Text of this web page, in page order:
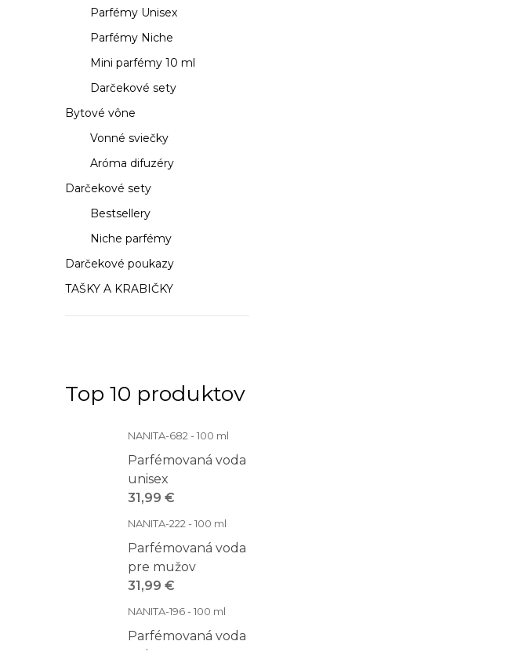
l
Parfémy Unisex
Parfémy Niche
Mini parfémy 10 ml
Darčekové sety
Bytové vône
Vonné sviečky
Aróma difuzéry
Darčekové sety
Bestsellery
Niche parfémy
Darčekové poukazy
TAŠKY A KRABIČKY
Top 10 produktov
NANITA-682 - 100 ml
Parfémovaná voda
unisex
31,99 €
NANITA-222 - 100 ml
Parfémovaná voda
pre mužov
31,99 €
NANITA-196 - 100 ml
Parfémovaná voda